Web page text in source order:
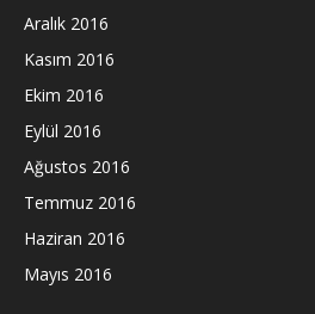
Aralık 2016
Kasım 2016
Ekim 2016
Eylül 2016
Ağustos 2016
Temmuz 2016
Haziran 2016
Mayıs 2016